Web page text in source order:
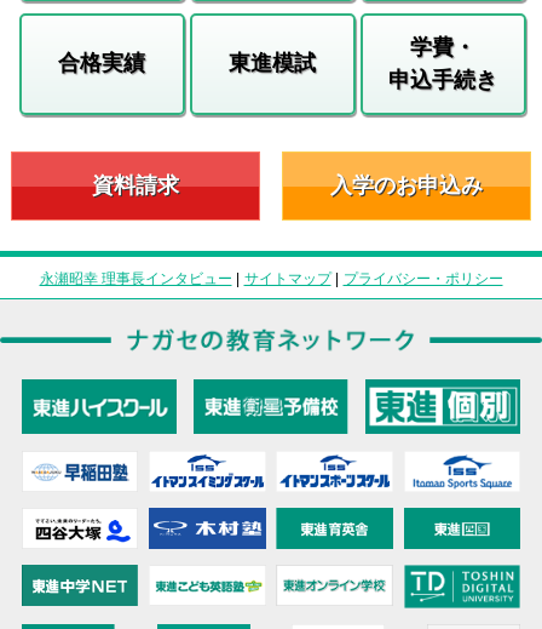
合格実績 東進模試
学費・
申込手続き
資料請求 入学のお申込み
永瀬昭幸 理事長インタビュー | サイトマップ| プライバシー・ポリシー